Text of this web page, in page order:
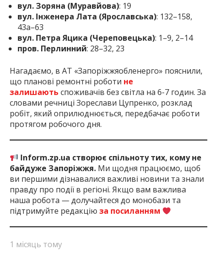
вул. Зоряна (Муравйова): 19
вул. Інженера Лата (Ярославська): 132–158,
43а–63
вул. Петра Яцика (Череповецька): 1–9, 2–14
пров. Перлинний: 28–32, 23
Нагадаємо, в АТ «Запоріжжяобленерго» пояснили,
що планові ремонтні роботи не
залишають споживачів без світла на 6-7 годин. За
словами речниці Зореслави Цупренко, розклад
робіт, який оприлюднюється, передбачає роботи
протягом робочого дня.
Inform.zp.ua створює спільноту тих, кому не
байдуже Запоріжжя. Ми щодня працюємо, щоб
ви першими дізнавалися важливі новини та знали
правду про події в регіоні. Якщо вам важлива
наша робота — долучайтеся до монобази та
підтримуйте редакцію за посиланням
1 місяць тому